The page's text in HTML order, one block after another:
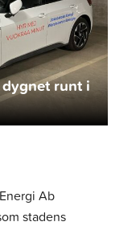
runt i
Ab
stadens